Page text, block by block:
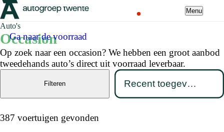
Menu
Auto's
Occasion
Op zoek naar een occasion? We hebben een groot aanbod
tweedehands auto’s direct uit voorraad leverbaar.
Ga naar de voorraad
387 voertuigen gevonden
Filteren